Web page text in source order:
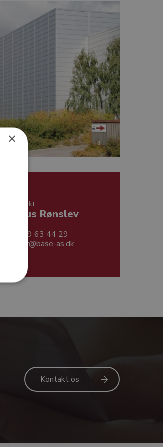
Kontakt
Klaus Rønslev
29 63 44 29
kr@base-as.dk
Kontakt os
×